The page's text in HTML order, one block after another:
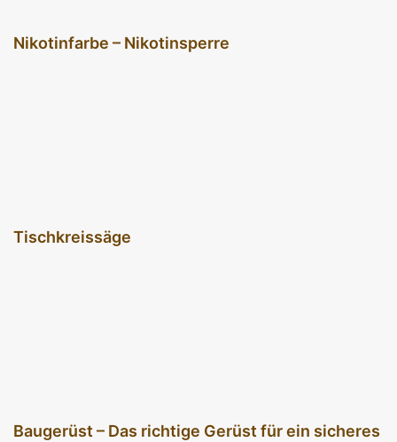
Nikotinfarbe – Nikotinsperre
Tischkreissäge
Baugerüst – Das richtige Gerüst für ein sicheres